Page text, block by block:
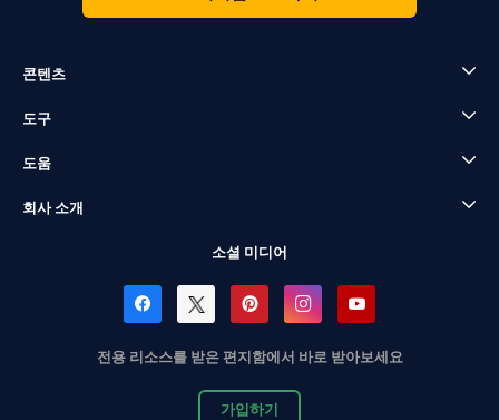
콘텐츠
도구
도움
회사 소개
소셜 미디어
전용 리소스를 받은 편지함에서 바로 받아보세요
가입하기